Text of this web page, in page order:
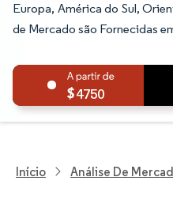
Europa, América do Sul,
de Mercado são Fornecidas
4750
Início Análise De